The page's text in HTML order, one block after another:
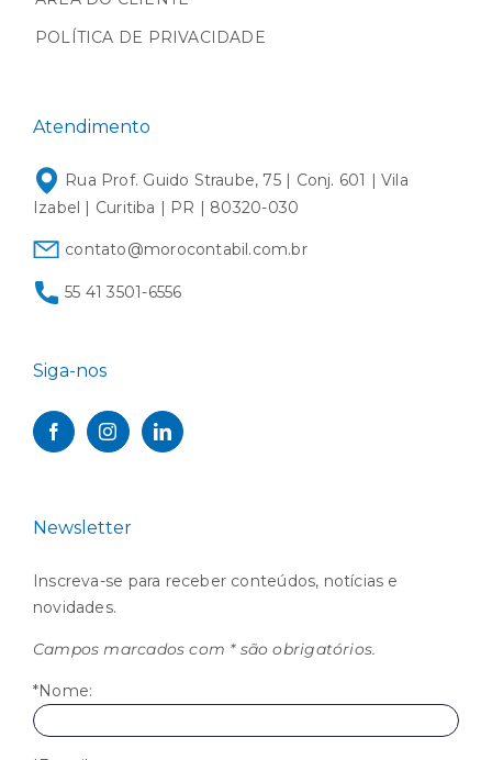
POLÍTICA DE PRIVACIDADE
Atendimento
Rua Prof. Guido Straube, 75 | Conj. 601 | Vila
Izabel | Curitiba | PR | 80320-030
contato@morocontabil.com.br
55 41 3501-6556
Siga-nos
Newsletter
Inscreva-se para receber conteúdos, notícias e
novidades.
Campos marcados com * são obrigatórios.
*Nome: